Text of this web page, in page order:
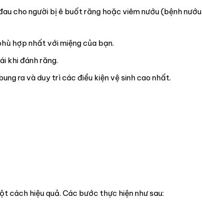
cho người bị ê buốt răng hoặc viêm nướu (bệnh nướu
hợp nhất với miệng của bạn.
khi đánh răng.
ra và duy trì các điều kiện vệ sinh cao nhất.
cách hiệu quả. Các bước thực hiện như sau: